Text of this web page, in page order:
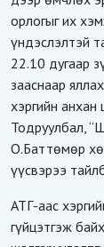
орлогыг их
үндэслэлтэй
22.10 дугаар
зааснаар
хэргийн
Тодруулбал,
О.Баттөмөр
үүсвэрээ
АТГ-аас
гүйцэтгэж